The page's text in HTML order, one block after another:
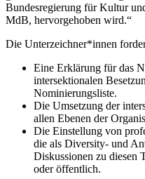
Bundesregierung für Kultur
MdB, hervorgehoben wird.“
Die Unterzeichner*innen
Eine Erklärung für das
intersektionalen
Nominierungsliste.
Die Umsetzung der
allen Ebenen der
Die Einstellung von
die als Diversity- und
Diskussionen zu diesen
oder öffentlich.